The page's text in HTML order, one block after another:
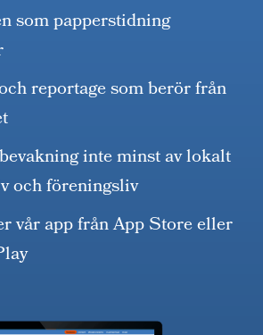
som papperstidning
reportage som berör från
inte minst av lokalt
och föreningsliv
vår app från App Store eller